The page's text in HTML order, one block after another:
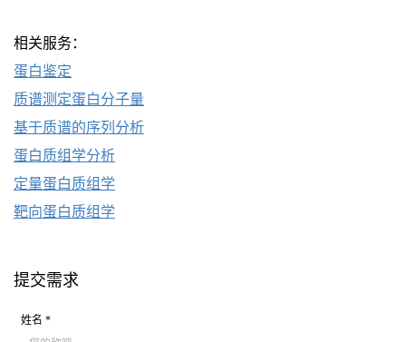
相关服务：
蛋白鉴定
质谱测定蛋白分子量
基于质谱的序列分析
蛋白质组学分析
定量蛋白质组学
靶向蛋白质组学
提交需求
姓名 *